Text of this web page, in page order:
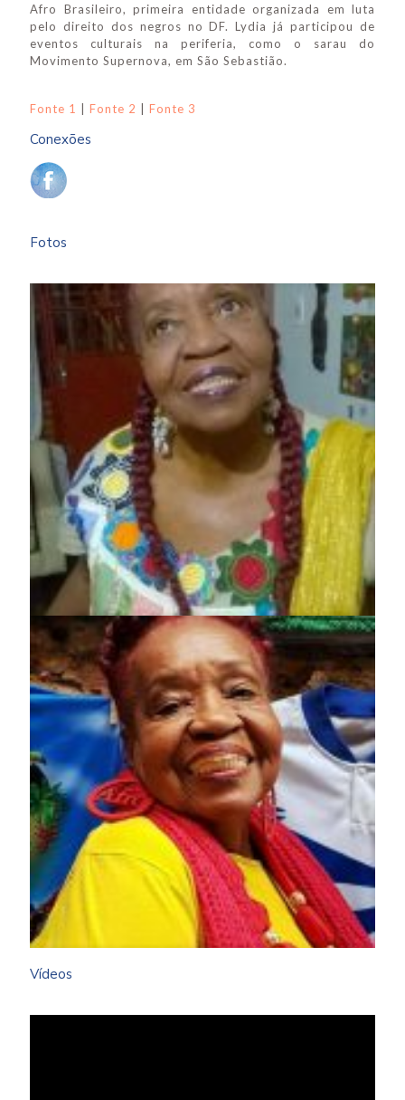
Afro Brasileiro, primeira entidade organizada em luta
pelo direito dos negros no DF. Lydia já participou de
eventos culturais na periferia, como o sarau do
Movimento Supernova, em São Sebastião.
Fonte 1 Fonte 2 Fonte 3
Conexões
Fotos
Vídeos